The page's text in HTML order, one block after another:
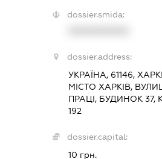
dossier.smida:
dossier.address:
УКРАЇНА, 61146,
МІСТО ХАРКІВ,
ПРАЦІ, БУДИНОК 37,
192
dossier.capital:
10 грн.